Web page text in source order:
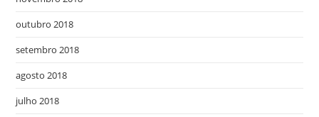
outubro 2018
setembro 2018
agosto 2018
julho 2018